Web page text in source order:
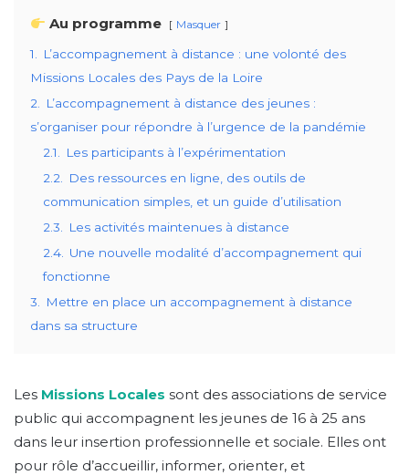
Au programme Masquer
1.
L’accompagnement à distance : une volonté des
Missions Locales des Pays de la Loire
2.
L’accompagnement à distance des jeunes :
s’organiser pour répondre à l’urgence de la pandémie
2.1.
Les participants à l’expérimentation
2.2.
Des ressources en ligne, des outils de
communication simples, et un guide d’utilisation
2.3.
Les activités maintenues à distance
2.4.
Une nouvelle modalité d’accompagnement qui
fonctionne
3.
Mettre en place un accompagnement à distance
dans sa structure
Les Missions Locales sont des associations de service
public qui accompagnent les jeunes de 16 à 25 ans
dans leur insertion professionnelle et sociale. Elles ont
pour rôle d’accueillir, informer, orienter, et